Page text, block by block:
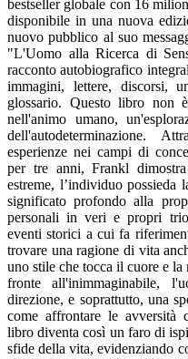
bestseller globale con 16
disponibile in una nuova
nuovo pubblico al suo
"L'Uomo alla Ricerca di
racconto autobiografico
immagini, lettere, discorsi,
glossario. Questo libro non
nell'animo umano,
dell'autodeterminazione.
esperienze nei campi di
per tre anni, Frankl
estreme, l’individuo possieda
significato profondo alla
personali in veri e propri
eventi storici a cui fa
trovare una ragione di vita
uno stile che tocca il cuore e
fronte all'inimmaginabile,
direzione, e soprattutto, una
come affrontare le avversità
libro diventa così un faro di
sfide della vita, evidenziando